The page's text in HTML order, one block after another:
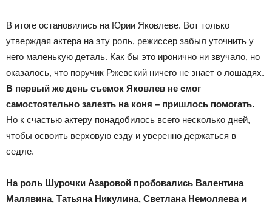
В итоге остановились на Юрии Яковлеве. Вот только
утверждая актера на эту роль, режиссер забыл уточнить у
него маленькую деталь. Как бы это иронично ни звучало, но
оказалось, что поручик Ржевский ничего не знает о лошадях.
В первый же день съемок Яковлев не смог
самостоятельно залезть на коня – пришлось помогать.
Но к счастью актеру понадобилось всего несколько дней,
чтобы освоить верховую езду и уверенно держаться в
седле.
На роль Шурочки Азаровой пробовались Валентина
Малявина, Татьяна Никулина, Светлана Немоляеваи